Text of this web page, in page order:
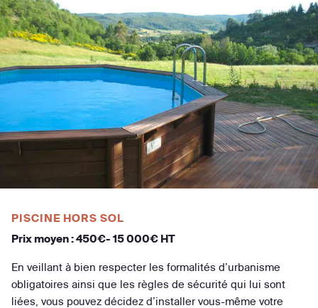
PISCINE HORS SOL
Prix moyen : 450€- 15 000€ HT
En veillant à bien respecter les formalités d’urbanisme
obligatoires ainsi que les règles de sécurité qui lui sont
liées, vous pouvez décidez d’installer vous-même votre